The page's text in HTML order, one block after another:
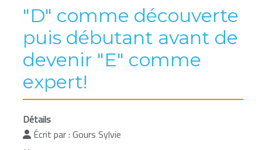
"D" comme découverte
puis débutant avant de
devenir "E" comme
expert!
Détails
Écrit par :Gours Sylvie